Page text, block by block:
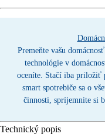
Premeňte vašu
technológie v
oceníte. Stačí iba priložiť
smart spotrebiče sa o
činnosti, spríjemnite si
Technický popis